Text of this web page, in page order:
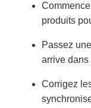
produits
Passez
arrive dans
Corrigez